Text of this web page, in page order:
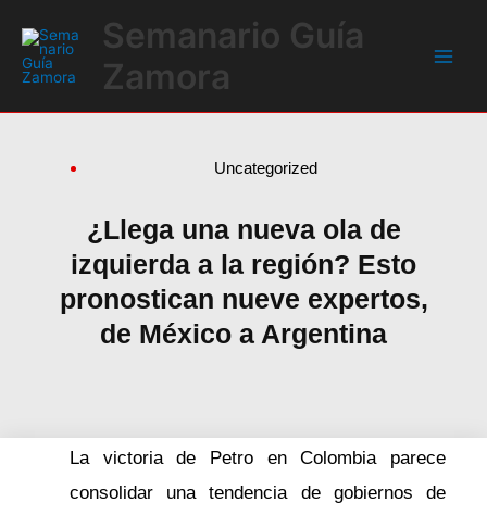
contenido
Semanario Guía
Zamora
Uncategorized
¿Llega una nueva ola de
izquierda a la región? Esto
pronostican nueve expertos,
de México a Argentina
La victoria de Petro en Colombia parece
consolidar una tendencia de gobiernos de